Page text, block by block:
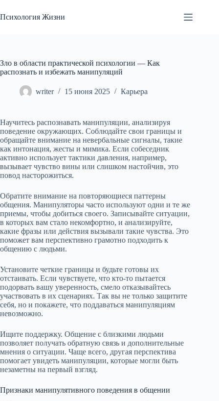
к
сути
Психология Жизни
Зло в области практической психологии — Как
распознать и избежать манипуляций
writer 15 июня 2025 Карьера
Научитесь распознавать манипуляции, анализируя
поведение окружающих. Соблюдайте свои границы и
обращайте внимание на невербальные сигналы, такие
как интонация, жесты и мимика. Если собеседник
активно использует тактики давления, например,
вызывает чувство вины или слишком настойчив, это
повод насторожиться.
Обратите внимание на повторяющиеся паттерны
общения. Манипуляторы часто используют одни и те же
приемы, чтобы добиться своего. Записывайте ситуации,
в которых вам стало некомфортно, и анализируйте,
какие фразы или действия вызывали такие чувства. Это
поможет вам перспективно грамотно подходить к
общению с людьми.
Установите четкие границы и будьте готовы их
отстаивать. Если чувствуете, что кто-то пытается
подорвать вашу уверенность, смело отказывайтесь
участвовать в их сценариях. Так вы не только защитите
себя, но и покажете, что поддаваться манипуляциям
невозможно.
Ищите поддержку. Общение с близкими людьми
позволяет получать обратную связь и дополнительные
мнения о ситуации. Чаще всего, другая перспектива
помогает увидеть манипуляции, которые могли быть
незаметны на первый взгляд.
Признаки манипулятивного поведения в общении